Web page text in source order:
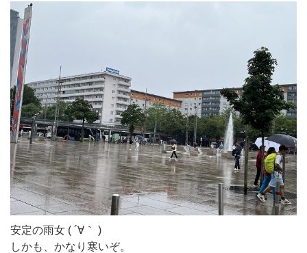
安定の雨女 ( ´∀｀ )
しかも、かなり寒いぞ。